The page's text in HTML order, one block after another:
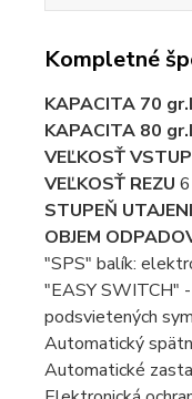
Kompletné
KAPACITA 70
KAPACITA 80
VEĽKOSŤ
VEĽKOSŤ REZU
STUPEŇ
OBJEM
"SPS" balík:
"EASY SWITCH"
podsvietených
Automatický
Automatické